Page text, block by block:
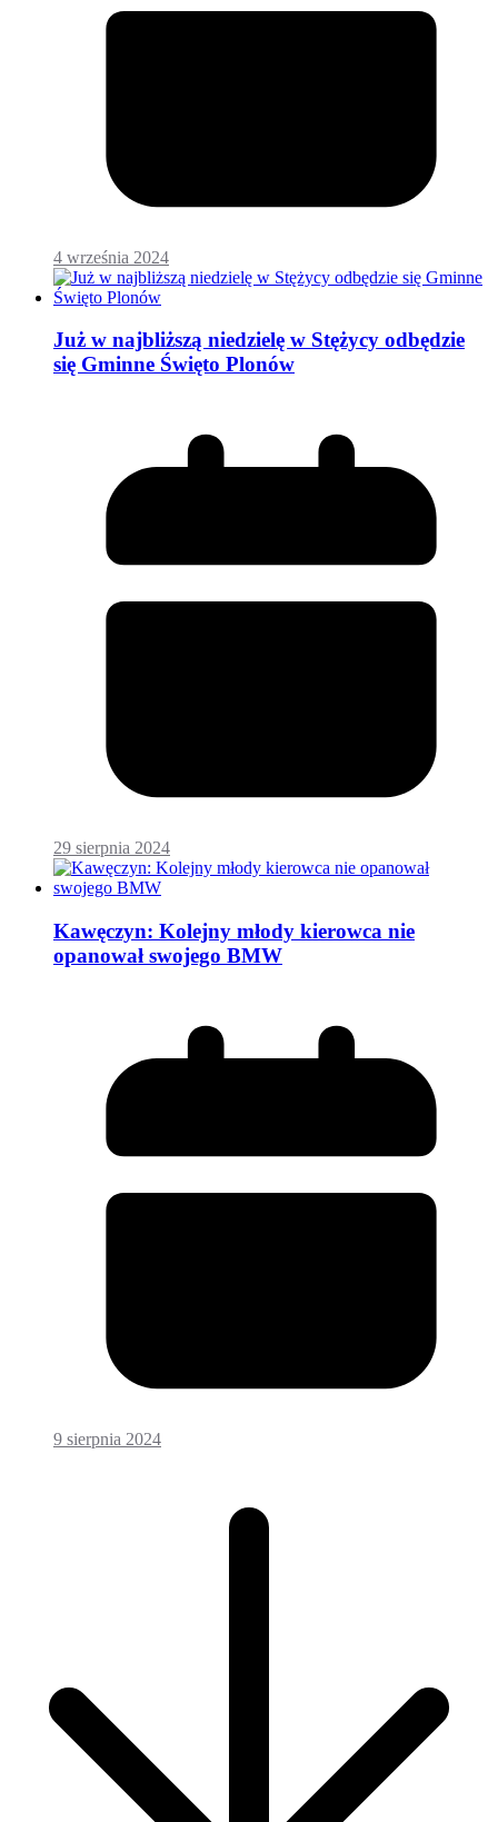
4 września 2024
Już w najbliższą niedzielę w Stężycy odbędzie
się Gminne Święto Plonów
29 sierpnia 2024
Kawęczyn: Kolejny młody kierowca nie
opanował swojego BMW
9 sierpnia 2024